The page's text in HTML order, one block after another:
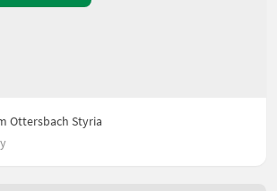
Ottersbach Styria